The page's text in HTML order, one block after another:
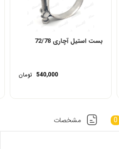
بست استیل آچاری 72/78
540,000 تومان
0 مشخصات